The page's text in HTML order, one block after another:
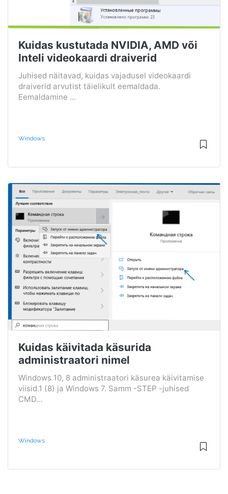
Kuidas kustutada NVIDIA, AMD või
Inteli videokaardi draiverid
Juhised näitavad, kuidas vajadusel videokaardi
draiverid arvutist täielikult eemaldada.
Eemaldamine ...
Windows
Kuidas käivitada käsurida
administraatori nimel
Windows 10, 8 administraatori käsurea käivitamise
viisid.1 (8) ja Windows 7. Samm -STEP -juhised
CMD...
Windows